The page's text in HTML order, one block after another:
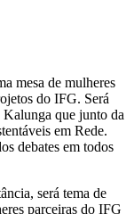
mesa de mulheres
do IFG. Será
que junto da
em Rede.
debates em todos
será tema de
parceiras do IFG